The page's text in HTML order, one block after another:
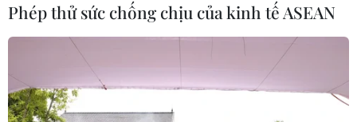
Phép thử sức chống chịu của kinh tế ASEAN